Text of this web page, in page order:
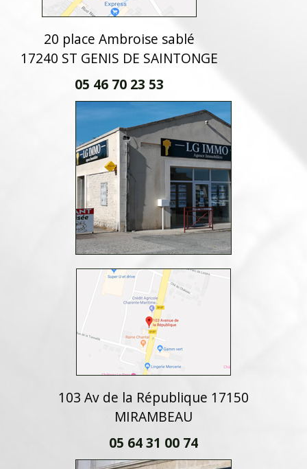
20 place Ambroise sablé
17240 ST GENIS DE SAINTONGE
05 46 70 23 53
103 Av de la République 17150
MIRAMBEAU
05 64 31 00 74